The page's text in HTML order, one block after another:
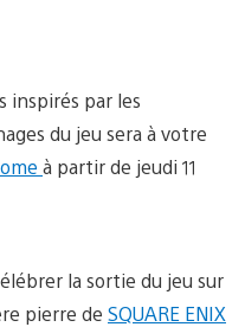
inspirés par les
du jeu sera à votre
à partir de jeudi 11
la sortie du jeu sur
pierre de SQUARE ENIX